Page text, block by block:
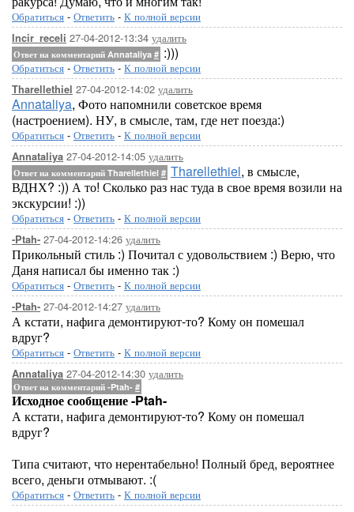
Обратиться - Ответить - К полной версии
Incir_receli 27-04-2012-13:34 удалить
Ответ на комментарий Annataliya # :)))
Обратиться - Ответить - К полной версии
Tharellethiel 27-04-2012-14:02 удалить
Annataliya, Фото напомнили советское время
(настроением). НУ, в смысле, там, где нет поезда:)
Обратиться - Ответить - К полной версии
Annataliya 27-04-2012-14:05 удалить
Ответ на комментарий Tharellethiel # Tharellethiel, в смысле,
ВДНХ? :)) А то! Сколько раз нас туда в свое время возили на
экскурсии! :))
Обратиться - Ответить - К полной версии
-Ptah- 27-04-2012-14:26 удалить
Прикольный стиль :) Почитал с удовольствием :) Верю, что
Даня написал бы именно так :)
Обратиться - Ответить - К полной версии
-Ptah- 27-04-2012-14:27 удалить
А кстати, нафига демонтируют-то? Кому он помешал
вдруг?
Обратиться - Ответить - К полной версии
Annataliya 27-04-2012-14:30 удалить
Ответ на комментарий -Ptah- #
Исходное сообщение -Ptah-
А кстати, нафига демонтируют-то? Кому он помешал
вдруг?
Типа считают, что нерентабельно! Полный бред, вероятнее
всего, деньги отмывают. :(
Обратиться - Ответить - К полной версии